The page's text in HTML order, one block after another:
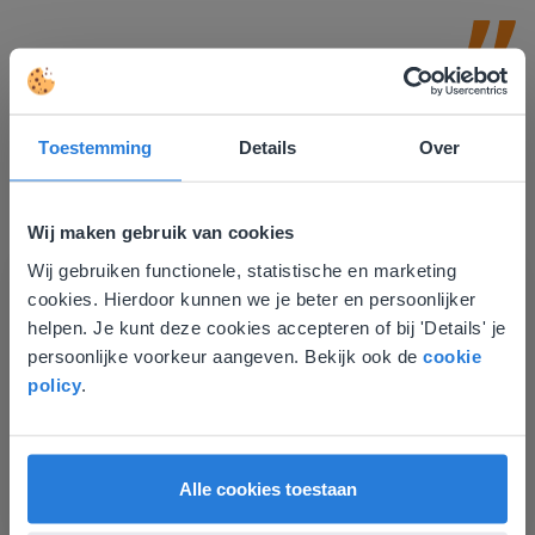
Toestemming Details Over
Wij maken gebruik van cookies
Wij gebruiken functionele, statistische en marketing
cookies. Hierdoor kunnen we je beter en persoonlijker
helpen. Je kunt deze cookies accepteren of bij 'Details' je
persoonlijke voorkeur aangeven. Bekijk ook de cookie
policy
Alle cookies toestaan
Ontdek meer!
Groep 8, Blok 9, Week 3, Les 11
Les
Deze website komt niet
overeen met je locatie
Gezien je locatie, denken we dat je misschien
liever naar de website voor English gaat. Hier
English
Vlaanderen